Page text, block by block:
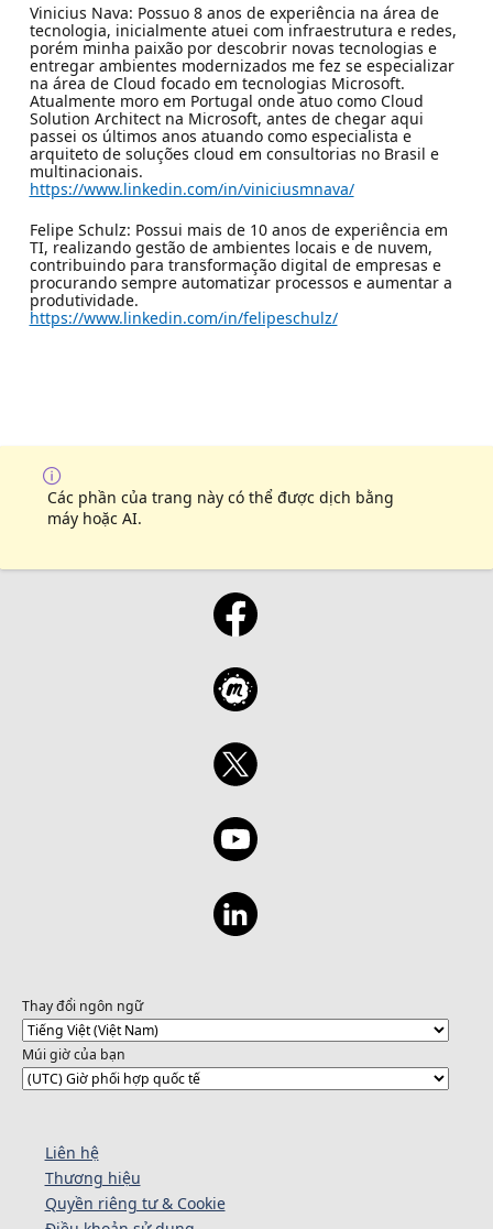
Vinicius Nava: Possuo 8 anos de experiência na área de
tecnologia, inicialmente atuei com infraestrutura e redes,
porém minha paixão por descobrir novas tecnologias e
entregar ambientes modernizados me fez se especializar
na área de Cloud focado em tecnologias Microsoft.
Atualmente moro em Portugal onde atuo como Cloud
Solution Architect na Microsoft, antes de chegar aqui
passei os últimos anos atuando como especialista e
arquiteto de soluções cloud em consultorias no Brasil e
multinacionais.
https://www.linkedin.com/in/viniciusmnava/
Felipe Schulz: Possui mais de 10 anos de experiência em
TI, realizando gestão de ambientes locais e de nuvem,
contribuindo para transformação digital de empresas e
procurando sempre automatizar processos e aumentar a
produtividade.
https://www.linkedin.com/in/felipeschulz/
Các phần của trang này có thể được dịch bằng
máy hoặc AI.
Thay đổi ngôn ngữ
Múi giờ của bạn
Liên hệ
Thương hiệu
Quyền riêng tư & Cookie